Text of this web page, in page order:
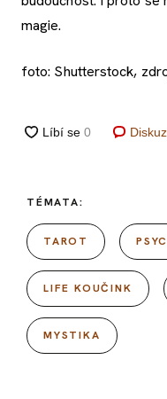
magie.
foto: Shutterstock,
TÉMATA:
TAROT
LIFE KOUČINK
MYSTIKA